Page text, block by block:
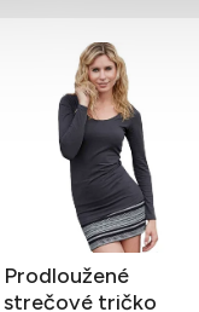
Prodloužené
strečové tričko